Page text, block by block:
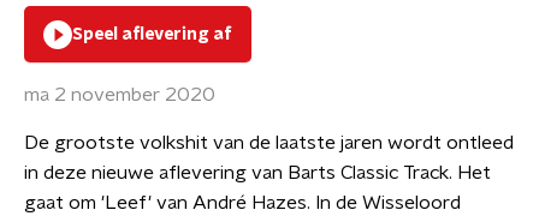
Speel aflevering af
ma 2 november 2020
De grootste volkshit van de laatste jaren wordt ontleed
in deze nieuwe aflevering van Barts Classic Track. Het
gaat om 'Leef' van André Hazes. In de Wisseloord